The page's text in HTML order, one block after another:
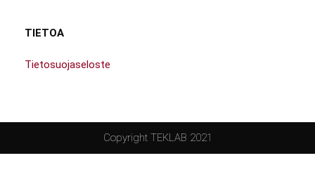
TIETOA
Tietosuojaseloste
Copyright TEKLAB 2021